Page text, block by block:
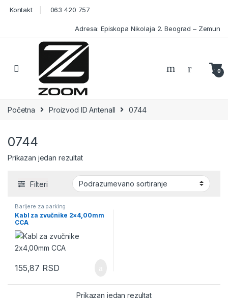
Skip to navigation
Skip to content
Kontakt 063 420 757
Adresa: Episkopa Nikolaja 2. Beograd – Zemun
Open 0
Početna Proizvod ID Antenall 0744
0744
Prikazan jedan rezultat
Filteri
Barijere za parking
Kabl za zvučnike 2×4,00mm
CCA
155,87 RSD
Prikazan jedan rezultat